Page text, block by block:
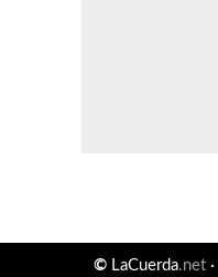
©LaCuerda.net·